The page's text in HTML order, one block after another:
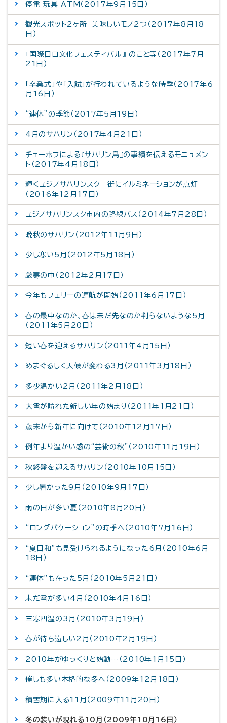
停電 玩具 ATM（2017年9月15日）
観光スポット2ヶ所 美味しいモノ2つ（2017年8月18
日）
『国際日ロ文化フェスティバル』 のこと等（2017年7月
21日）
「卒業式」や「入試」が行われているような時季（2017年6
月16日）
“連休”の季節（2017年5月19日）
4月のサハリン（2017年4月21日）
チェーホフによる『サハリン島』の事績を伝えるモニュメン
ト（2017年4月18日）
輝くユジノサハリンスク 街にイルミネーションが点灯
（2016年12月17日）
ユジノサハリンスク市内の路線バス（2014年7月28日）
晩秋のサハリン（2012年11月9日）
少し寒い5月（2012年5月18日）
厳寒の中（2012年2月17日）
今年もフェリーの運航が開始（2011年6月17日）
春の最中なのか、春は未だ先なのか判らないような5月
（2011年5月20日）
短い春を迎えるサハリン（2011年4月15日）
めまぐるしく天候が変わる3月（2011年3月18日）
多少温かい2月（2011年2月18日）
大雪が訪れた新しい年の始まり（2011年1月21日）
歳末から新年に向けて（2010年12月17日）
例年より温かい感の“芸術の秋”（2010年11月19日）
秋終盤を迎えるサハリン（2010年10月15日）
少し暑かった9月（2010年9月17日）
雨の日が多い夏（2010年8月20日）
“ロングバケーション”の時季へ（2010年7月16日）
“夏日和”も見受けられるようになった6月（2010年6月
18日）
“連休”も在った5月（2010年5月21日）
未だ雪が多い4月（2010年4月16日）
三寒四温の3月（2010年3月19日）
春が待ち遠しい2月（2010年2月19日）
2010年がゆっくりと始動…（2010年1月15日）
催しも多い本格的な冬へ（2009年12月18日）
積雪期に入る11月（2009年11月20日）
冬の装いが現れる10月（2009年10月16日）